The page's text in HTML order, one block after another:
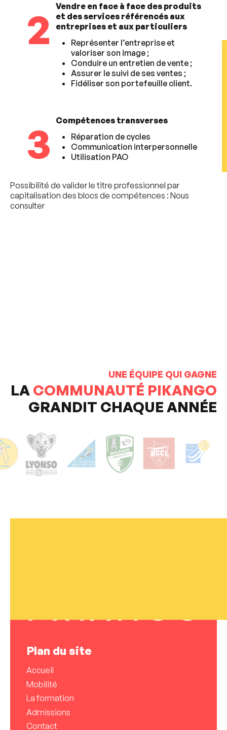
2
Vendre en face à face des produits
et des services référencés aux
entreprises et aux particuliers
Représenter l’entreprise et
valoriser son image ;
Conduire un entretien de vente ;
Assurer le suivi de ses ventes ;
Fidéliser son portefeuille client.
3
Compétences transverses
Réparation de cycles
Communication interpersonnelle
Utilisation PAO
Possibilité de valider le titre professionnel par
capitalisation des blocs de compétences : Nous
consulter
UNE ÉQUIPE QUI GAGNE
LA COMMUNAUTÉ PIKANGO
GRANDIT CHAQUE ANNÉE
Plan du site
Accueil
Mobilité
La formation
Admissions
Contact